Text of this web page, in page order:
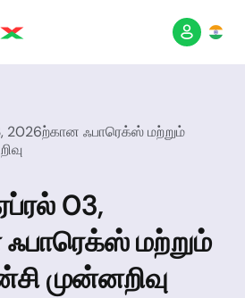
2026ற்கான ஃபாரெக்ஸ் மற்றும்
03,
மற்றும்
முன்னறிவு